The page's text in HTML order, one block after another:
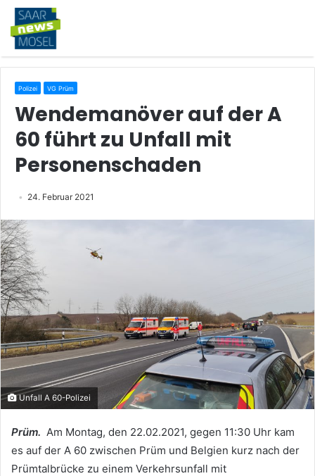
Polizei VG Prüm
Wendemanöver auf der A
60 führt zu Unfall mit
Personenschaden
24. Februar 2021
Unfall A 60-Polizei
Prüm. Am Montag, den 22.02.2021, gegen 11:30 Uhr kam
es auf der A 60 zwischen Prüm und Belgien kurz nach der
Prümtalbrücke zu einem Verkehrsunfall mit